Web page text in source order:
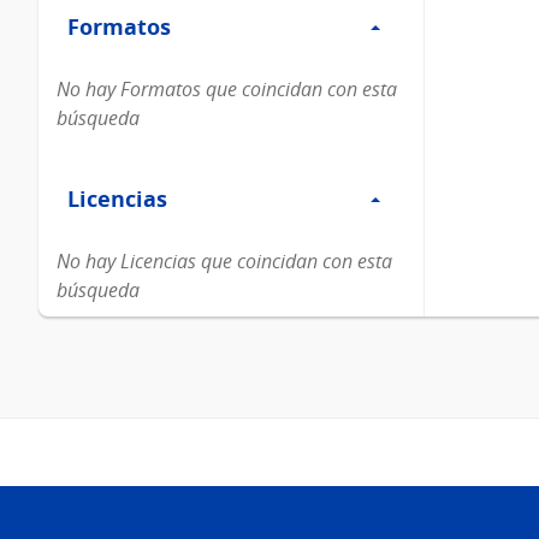
Formatos
Formatos
No hay Formatos que coincidan con esta
búsqueda
Licencias
Licencias
No hay Licencias que coincidan con esta
búsqueda